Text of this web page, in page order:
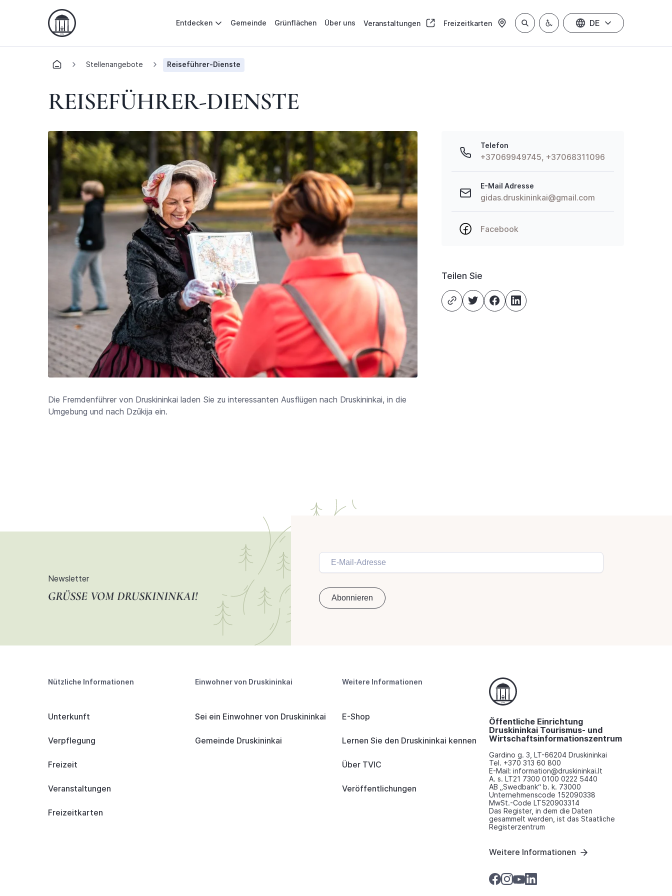
Entdecken Gemeinde Grünflächen Über uns Veranstaltungen Freizeitkarten DE
Stellenangebote Reiseführer-Dienste
REISEFÜHRER-DIENSTE
Die Fremdenführer von Druskininkai laden Sie zu interessanten Ausflügen nach Druskininkai, in die
Umgebung und nach Dzūkija ein.
Telefon
+37069949745, +37068311096
E-Mail Adresse
gidas.druskininkai@gmail.com
Facebook
Teilen Sie
Newsletter
GRÜSSE VOM DRUSKININKAI!
Nützliche Informationen
Unterkunft
Verpflegung
Freizeit
Veranstaltungen
Freizeitkarten
Einwohner von Druskininkai
Sei ein Einwohner von Druskininkai
Gemeinde Druskininkai
Weitere Informationen
E-Shop
Lernen Sie den Druskininkai kennen
Über TVIC
Veröffentlichungen
Öffentliche Einrichtung
Druskininkai Tourismus- und
Wirtschaftsinformationszentrum
Gardino g. 3, LT-66204 Druskininkai
Tel. +370 313 60 800
E-Mail: information@druskininkai.lt
A. s. LT21 7300 0100 0222 5440
AB „Swedbank“ b. k. 73000
Unternehmenscode 152090338
MwSt.-Code LT520903314
Das Register, in dem die Daten
gesammelt werden, ist das Staatliche
Registerzentrum
Weitere Informationen